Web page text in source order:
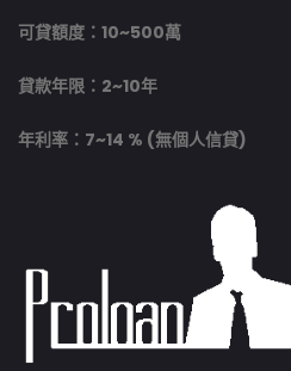
可貸額度：10~500萬
貸款年限：2~10年
年利率：7~14 % (無個人信貸)